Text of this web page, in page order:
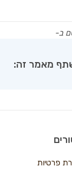
ב-
מאמר זה:
פרטיות